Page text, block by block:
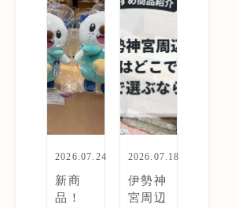
2026.07.24
新商
品！
2026.07.18
伊勢神
宮周辺